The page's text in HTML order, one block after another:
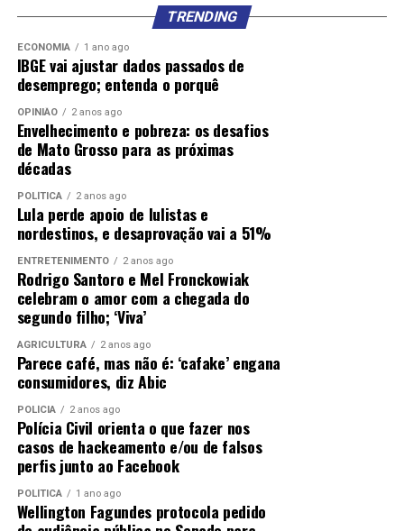
TRENDING
ECONOMIA 1 ano ago
IBGE vai ajustar dados passados de
desemprego; entenda o porquê
OPINIÃO 2 anos ago
Envelhecimento e pobreza: os desafios
de Mato Grosso para as próximas
décadas
POLÍTICA 2 anos ago
Lula perde apoio de lulistas e
nordestinos, e desaprovação vai a 51%
ENTRETENIMENTO 2 anos ago
Rodrigo Santoro e Mel Fronckowiak
celebram o amor com a chegada do
segundo filho; ‘Viva’
AGRICULTURA 2 anos ago
Parece café, mas não é: ‘cafake’ engana
consumidores, diz Abic
POLÍCIA 2 anos ago
Polícia Civil orienta o que fazer nos
casos de hackeamento e/ou de falsos
perfis junto ao Facebook
POLÍTICA 1 ano ago
Wellington Fagundes protocola pedido